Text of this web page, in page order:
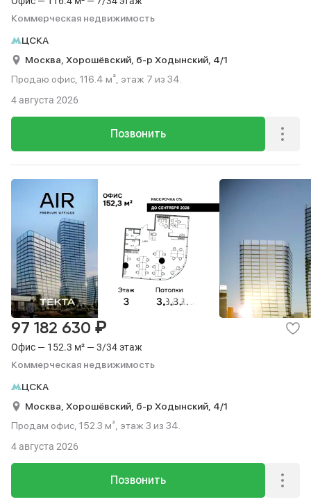
Коммерческая недвижимость
ЦСКА
Москва, Хорошёвский, б-р Ходынский, 4/1
Продаю офис, 116.4 м², этаж 7 из 34.
Позвонить
4 августа 2026
Офис — 152.3 м² — 3/34 этаж
Коммерческая недвижимость
97 182 630 ₽
ЦСКА
Москва, Хорошёвский, б-р Ходынский, 4/1
Продам офис, 152.3 м², этаж 3 из 34.
Позвонить
4 августа 2026